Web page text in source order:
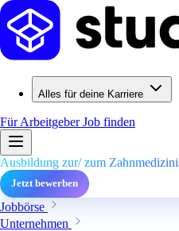
Alles für deine Karriere
Für ArbeitgeberJob finden
Ausbildung zur/ zum
Jetzt bewerben
Jobbörse
Unternehmen